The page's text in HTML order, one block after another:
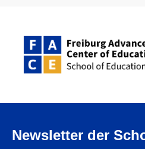
Newsletter der